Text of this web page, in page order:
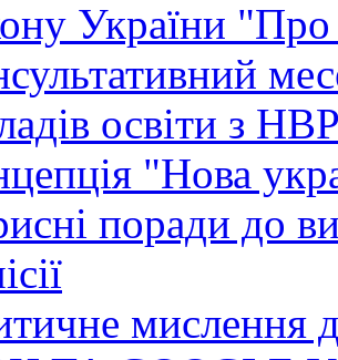
України "Про
освіти з
"Нова
поради до
мислення